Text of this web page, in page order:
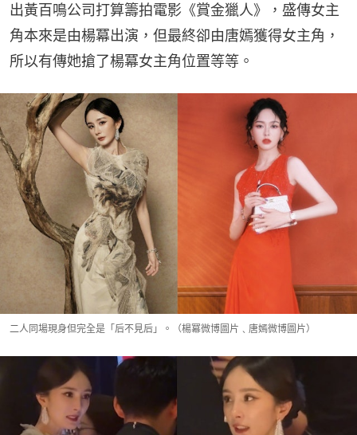
出黃百鳴公司打算籌拍電影《賞金獵人》，盛傳女主
角本來是由楊冪出演，但最終卻由唐嫣獲得女主角，
所以有傳她搶了楊冪女主角位置等等。
二人同場現身但完全是「后不見后」。（楊冪微博圖片﹑唐嫣微博圖片）